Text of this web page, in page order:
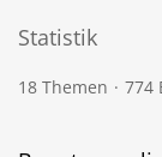
Statistik
18 Themen 774